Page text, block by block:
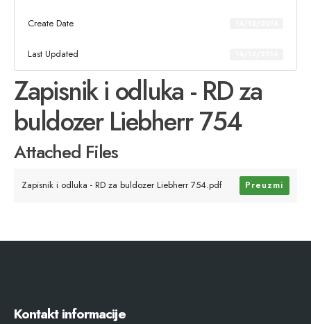
Create Date
Last Updated
Zapisnik i odluka - RD za
buldozer Liebherr 754
Attached Files
Zapisnik i odluka - RD za buldozer Liebherr 754.pdf Preuzmi
Kontakt informacije